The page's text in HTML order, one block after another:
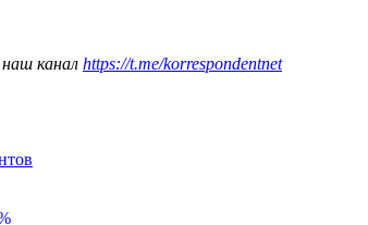
канал https://t.me/korrespondentnet